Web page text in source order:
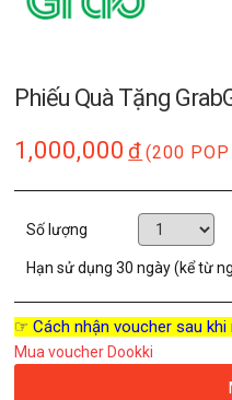
Phiếu Quà Tặng
1,000,000 đ (200 POP
Số lượng
Hạn sử dụng30 ngày (kể từ
☞ Cách nhận voucher sau khi
Mua voucher Dookki